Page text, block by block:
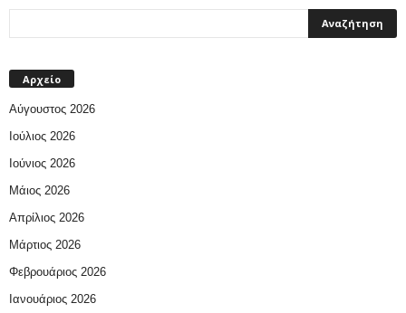
Αρχείο
Αύγουστος 2026
Ιούλιος 2026
Ιούνιος 2026
Μάιος 2026
Απρίλιος 2026
Μάρτιος 2026
Φεβρουάριος 2026
Ιανουάριος 2026